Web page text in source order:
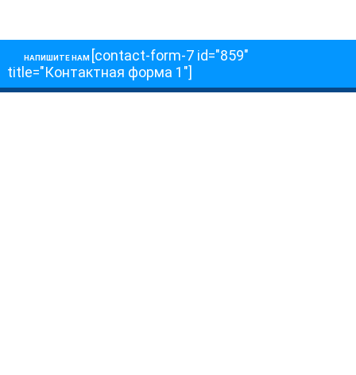
НАПИШИТЕ НАМ [contact-form-7 id="859"
title="Контактная форма 1"]